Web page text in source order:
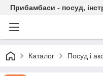
Прибамбаси - посуд,
Каталог Посуд і